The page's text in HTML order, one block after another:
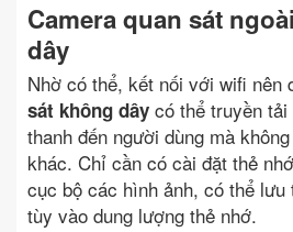
Camera quan sát
dây
Nhờ có thể, kết nối với wifi nên
sát không dây có thể truyền
thanh đến người dùng mà
khác. Chỉ cần có cài đặt thẻ
cục bộ các hình ảnh, có thể
tùy vào dung lượng thẻ nhớ.